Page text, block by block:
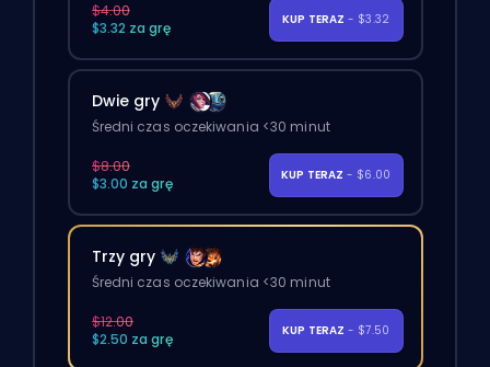
$4.00
$3.32 za grę
KUP TERAZ - $3.32
Dwie gry
Średni czas oczekiwania <30 minut
$8.00
$3.00 za grę
KUP TERAZ - $6.00
Trzy gry
Średni czas oczekiwania <30 minut
$12.00
$2.50 za grę
KUP TERAZ - $7.50